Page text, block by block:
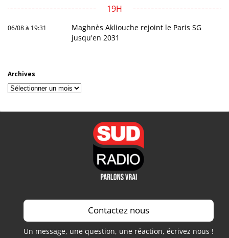
19H
06/08 à 19:31
Maghnès Akliouche rejoint le Paris SG
jusqu'en 2031
Archives
Archives
Contactez nous
Un message, une question, une réaction, écrivez nous !